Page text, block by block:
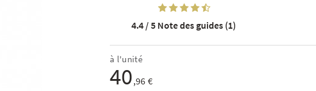
4.4 / 5 Note des guides (1)
à l'unité
40,96 €